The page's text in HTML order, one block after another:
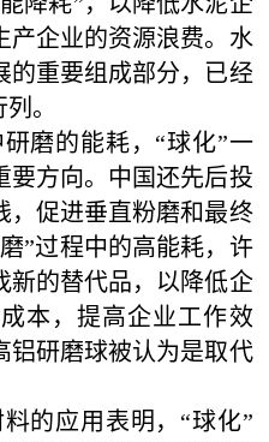
产企业的资源浪费。水
的重要组成部分，已经
。
磨的能耗，“球化”一
要方向。中国还先后投
，促进垂直粉磨和最终
”过程中的高能耗，许
新的替代品，以降低企
本，提高企业工作效
铝研磨球被认为是取代
的应用表明，“球化”